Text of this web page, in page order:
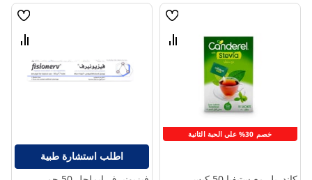
خصم 30% علي الحبة الثانية
قائمة
قارن
قائمة
قارن
اطلب استشارة طبية